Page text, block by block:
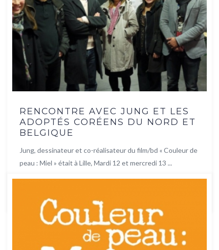
RENCONTRE AVEC JUNG ET LES
ADOPTÉS CORÉENS DU NORD ET
BELGIQUE
Jung, dessinateur et co-réalisateur du film/bd « Couleur de
peau : Miel » était à Lille, Mardi 12 et mercredi 13 ...